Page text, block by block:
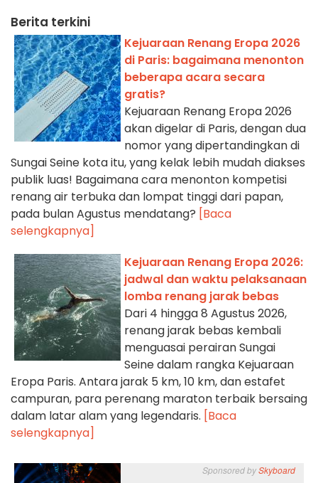
Berita terkini
Kejuaraan Renang Eropa 2026
di Paris: bagaimana menonton
beberapa acara secara
gratis?
Kejuaraan Renang Eropa 2026
akan digelar di Paris, dengan dua
nomor yang dipertandingkan di
Sungai Seine kota itu, yang kelak lebih mudah diakses
publik luas! Bagaimana cara menonton kompetisi
renang air terbuka dan lompat tinggi dari papan,
pada bulan Agustus mendatang? [Baca
selengkapnya]
Kejuaraan Renang Eropa 2026:
jadwal dan waktu pelaksanaan
lomba renang jarak bebas
Dari 4 hingga 8 Agustus 2026,
renang jarak bebas kembali
menguasai perairan Sungai
Seine dalam rangka Kejuaraan
Eropa Paris. Antara jarak 5 km, 10 km, dan estafet
campuran, para perenang maraton terbaik bersaing
dalam latar alam yang legendaris. [Baca
selengkapnya]